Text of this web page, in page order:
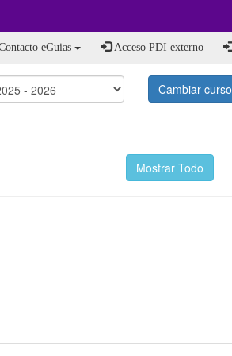
eGuias Acceso PDI externo
Cambiar curso
Mostrar Todo